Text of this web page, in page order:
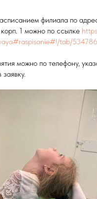
филиала по
1 можно по ссылке
tab/
можно по телефону,
заявку.